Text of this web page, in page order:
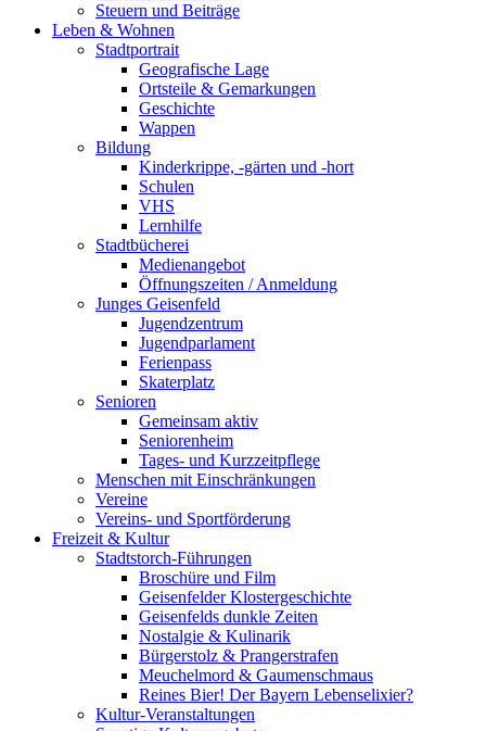
Steuern und Beiträge
Leben & Wohnen
Stadtportrait
Geografische Lage
Ortsteile & Gemarkungen
Geschichte
Wappen
Bildung
Kinderkrippe, -gärten und -hort
Schulen
VHS
Lernhilfe
Stadtbücherei
Medienangebot
Öffnungszeiten / Anmeldung
Junges Geisenfeld
Jugendzentrum
Jugendparlament
Ferienpass
Skaterplatz
Senioren
Gemeinsam aktiv
Seniorenheim
Tages- und Kurzzeitpflege
Menschen mit Einschränkungen
Vereine
Vereins- und Sportförderung
Freizeit & Kultur
Stadtstorch-Führungen
Broschüre und Film
Geisenfelder Klostergeschichte
Geisenfelds dunkle Zeiten
Nostalgie & Kulinarik
Bürgerstolz & Prangerstrafen
Meuchelmord & Gaumenschmaus
Reines Bier! Der Bayern Lebenselixier?
Kultur-Veranstaltungen